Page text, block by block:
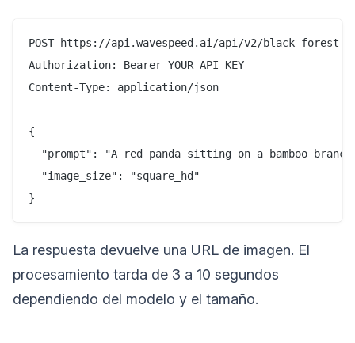
POST https://api.wavespeed.ai/api/v2/black-forest-
Authorization: Bearer YOUR_API_KEY
Content-Type: application/json
{
"prompt": "A red panda sitting on a bamboo
  "image_size": "square_hd"
La respuesta devuelve una URL de imagen. El
procesamiento tarda de 3 a 10 segundos
dependiendo del modelo y el tamaño.